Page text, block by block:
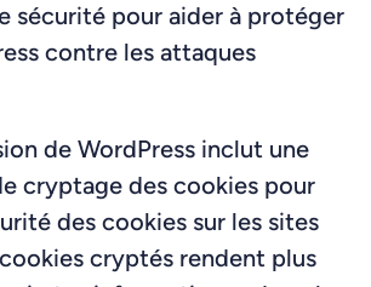
sécurité pour aider à protéger
contre les attaques
de WordPress inclut une
cryptage des cookies pour
des cookies sur les sites
cryptés rendent plus